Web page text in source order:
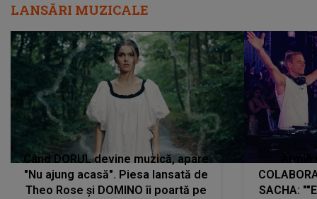
LANSĂRI MUZICALE
Când DORUL devine muzică, apare
"Nu ajung acasă". Piesa lansată de
Theo Rose și DOMINO îi poartă pe
SACHA: